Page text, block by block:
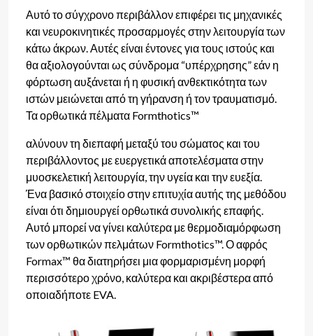
Αυτό το σύγχρονο περιβάλλον επιφέρει τις μηχανικές
και νευροκινητικές προσαρμογές στην λειτουργία των
κάτω άκρων. Αυτές είναι έντονες για τους ιστούς και
θα αξιολογούνται ως σύνδρομα “υπέρχρησης” εάν η
φόρτωση αυξάνεται ή η φυσική ανθεκτικότητα των
ιστών μειώνεται από τη γήρανση ή τον τραυματισμό.
Τα ορθωτικά πέλματα Formthotics™
αλύνουν τη διεπαφή μεταξύ του σώματος και του
περιβάλλοντος με ευεργετικά αποτελέσματα στην
μυοσκελετική λειτουργία, την υγεία και την ευεξία.
Ένα βασικό στοιχείο στην επιτυχία αυτής της μεθόδου
είναι ότι δημιουργεί ορθωτικά συνολικής επαφής.
Αυτό μπορεί να γίνει καλύτερα με θερμοδιαμόρφωση
των ορθωτικών πελμάτων Formthotics™. Ο αφρός
Formax™ θα διατηρήσει μια φορμαρισμένη μορφή
περισσότερο χρόνο, καλύτερα και ακριβέστερα από
οποιαδήποτε EVA.